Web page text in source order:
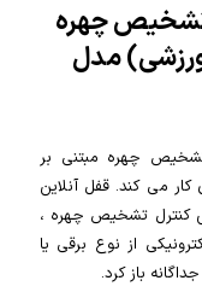
تشخیص چهره
مدل
چهره مبتنی بر
کار می کند. قفل آنلاین
تشخیص چهره ،
های ۱۲ یا ۵ ولتی الکترونیکی از نوع برقی یا
باز کرد.